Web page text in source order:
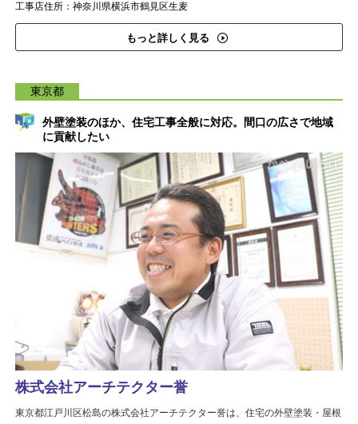
工事店住所：神奈川県横浜市鶴見区生麦
もっと詳しく見る
東京都
外壁塗装のほか、住宅工事全般に対応。間口の広さで地域
に貢献したい
株式会社アーチテクター誉
東京都江戸川区松島の株式会社アーチテクター誉は、住宅の外壁塗装・屋根